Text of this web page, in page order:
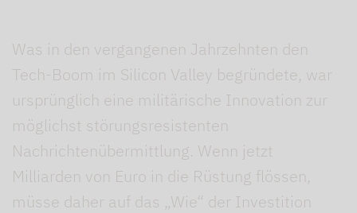
Was in den vergangenen Jahrzehnten den
Tech-Boom im Silicon Valley begründete, war
ursprünglich eine militärische Innovation zur
möglichst störungsresistenten
Nachrichtenübermittlung. Wenn jetzt
Milliarden von Euro in die Rüstung flössen,
müsse daher auf das „Wie“ der Investition